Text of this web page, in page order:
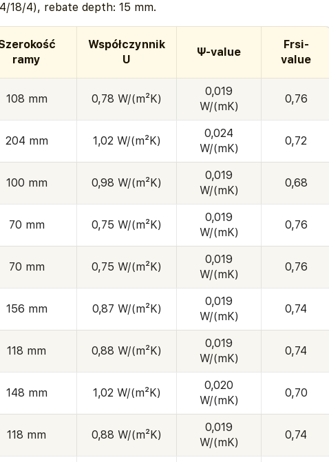
18/4), rebate depth: 15 mm.
ramy
Współczynnik
U
Ψ-value
Frsi-
value
108 mm 0,78 W/(m²K)
0,019
W/(mK)
0,76
204 mm 1,02 W/(m²K)
0,024
W/(mK)
0,72
100 mm 0,98 W/(m²K)
0,019
W/(mK)
0,68
70 mm 0,75 W/(m²K)
0,019
W/(mK)
0,76
70 mm 0,75 W/(m²K)
0,019
W/(mK)
0,76
156 mm 0,87 W/(m²K)
0,019
W/(mK)
0,74
118 mm 0,88 W/(m²K)
0,019
W/(mK)
0,74
148 mm 1,02 W/(m²K)
0,020
W/(mK)
0,70
118 mm 0,88 W/(m²K)
0,019
W/(mK)
0,74